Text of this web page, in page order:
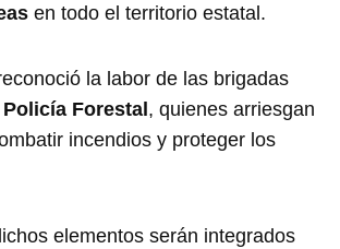
en todo el territorio estatal.
la labor de las brigadas
Policía Forestal, quienes arriesgan
incendios y proteger los
elementos serán integrados